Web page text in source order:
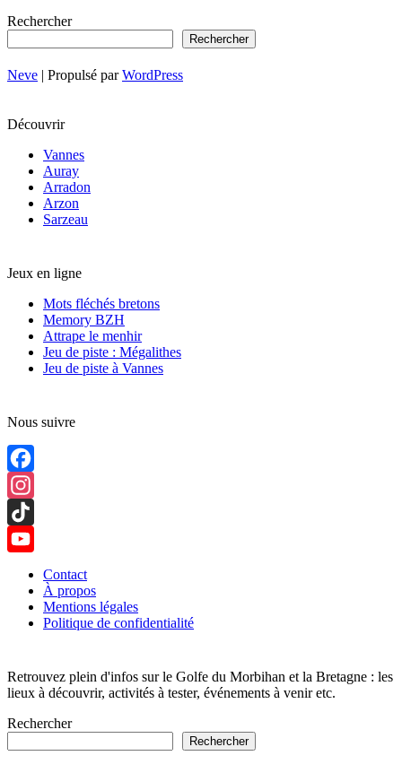
Rechercher
Rechercher
Neve | Propulsé parWordPress
Découvrir
Vannes
Auray
Arradon
Arzon
Sarzeau
Jeux en ligne
Mots fléchés bretons
Memory BZH
Attrape le menhir
Jeu de piste : Mégalithes
Jeu de piste à Vannes
Nous suivre
Facebook
Instagram
TikTok
YouTube
Channel
Contact
À propos
Mentions légales
Politique de confidentialité
Retrouvez plein d'infos sur le Golfe du Morbihan et la Bretagne : les
lieux à découvrir, activités à tester, événements à venir etc.
Rechercher
Rechercher